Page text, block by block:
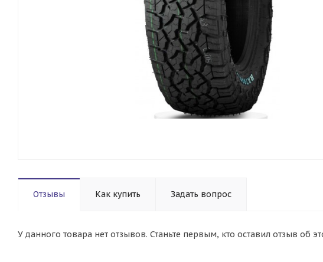
Отзывы Как купить Задать вопрос
У данного товара нет отзывов. Станьте первым, кто оставил отзыв об